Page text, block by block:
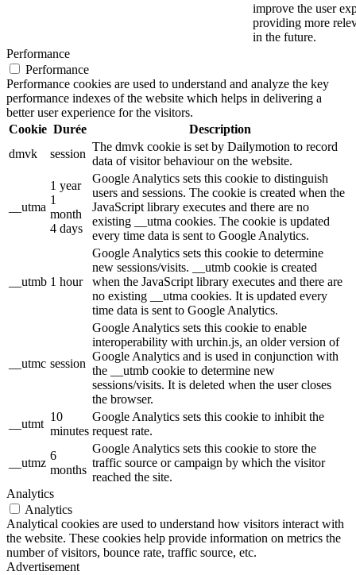
improve the user
providing more
in the future.
Performance
Performance
Performance cookies are used to understand and analyze the key
performance indexes of the website which helps in delivering a
better user experience for the visitors.
Cookie Durée
Description
dmvk
session
The dmvk cookie is set by Dailymotion to record
data of visitor behaviour on the website.
__utma
1 year
1
month
4 days
Google Analytics sets this cookie to distinguish
users and sessions. The cookie is created when the
JavaScript library executes and there are no
existing __utma cookies. The cookie is updated
every time data is sent to Google Analytics.
__utmb 1 hour
Google Analytics sets this cookie to determine
new sessions/visits. __utmb cookie is created
when the JavaScript library executes and there are
no existing __utma cookies. It is updated every
time data is sent to Google Analytics.
__utmc session
Google Analytics sets this cookie to enable
interoperability with urchin.js, an older version of
Google Analytics and is used in conjunction with
the __utmb cookie to determine new
sessions/visits. It is deleted when the user closes
the browser.
__utmt
10
minutes
Google Analytics sets this cookie to inhibit the
request rate.
__utmz
6
months
Google Analytics sets this cookie to store the
traffic source or campaign by which the visitor
reached the site.
Analytics
Analytics
Analytical cookies are used to understand how visitors interact with
the website. These cookies help provide information on metrics the
number of visitors, bounce rate, traffic source, etc.
Advertisement